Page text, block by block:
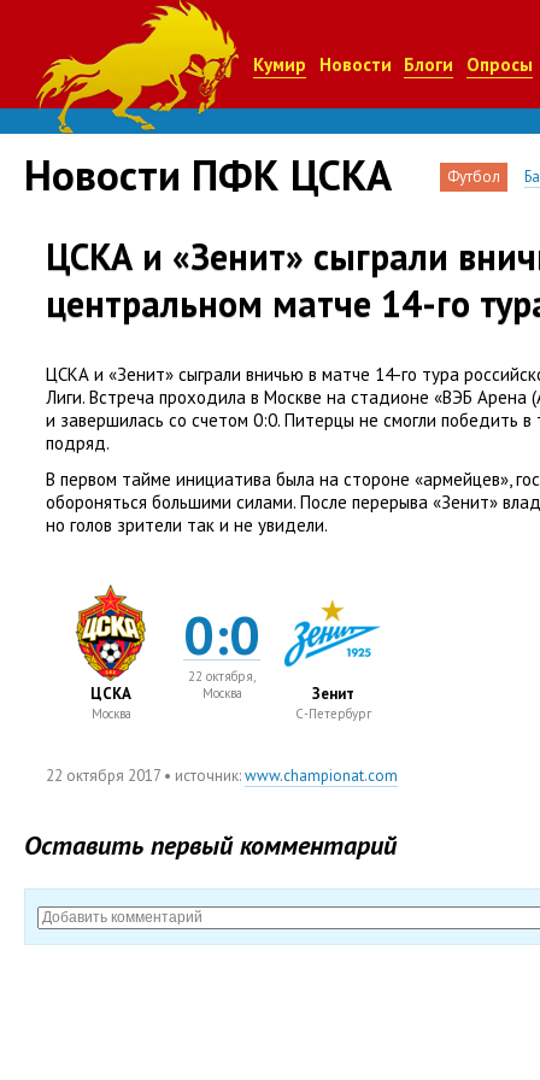
Кумир Новости Блоги Опросы
Новости ПФК ЦСКА Футбол
ЦСКА и «Зенит» сыграли
центральном матче 14-го
ЦСКА и «Зенит» сыграли вничью в матче 14-го тура
Лиги. Встреча проходила в Москве на стадионе «ВЭБ Арена (
и завершилась со счетом 0:0. Питерцы не смогли победить
подряд.
В первом тайме инициатива была на стороне «армейцев»,
обороняться большими силами. После перерыва «Зенит»
но голов зрители так и не увидели.
ЦСКА
Москва
0:0
22 октября,
Москва
Зенит
С-Петербург
22 октября 2017 • источник:www.championat.com
Оставить первый комментарий